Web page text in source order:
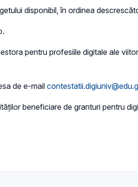
disponibil, în ordinea
pentru profesiile digitale ale
de e-mail
beneficiare de granturi pentru